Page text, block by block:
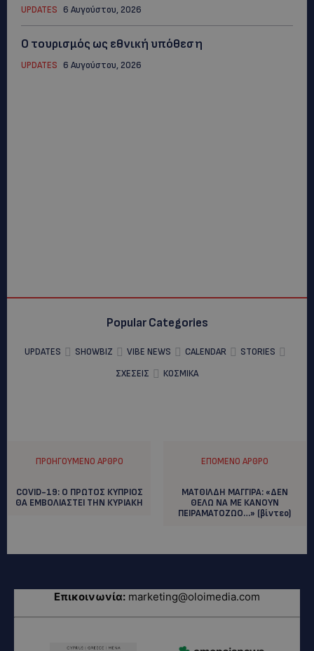
UPDATES 6 Αυγούστου, 2026
Ο τουρισμός ως εθνική υπόθεση
UPDATES 6 Αυγούστου, 2026
Popular Categories
UPDATES SHOWBIZ VIBE NEWS CALENDAR
STORIES
ΣΧΕΣΕΙΣ
ΚΟΣΜΙΚΑ
ΠΡΟΗΓΟΎΜΕΝΟ ΆΡΘΡΟ
COVID-19: O ΠΡΩΤΟΣ ΚΥΠΡΙΟΣ
ΘΑ ΕΜΒΟΛΙΑΣΤΕΙ ΤΗΝ ΚΥΡΙΑΚΗ
ΕΠΌΜΕΝΟ ΆΡΘΡΟ
ΜΑΤΘΙΛΔΗ ΜΑΓΓΙΡΑ: «ΔΕΝ
ΘΕΛΩ ΝΑ ΜΕ ΚΑΝΟΥΝ
ΠΕΙΡΑΜΑΤΟΖΩΟ…» (βίντεο)
Επικοινωνία: marketing@oloimedia.com